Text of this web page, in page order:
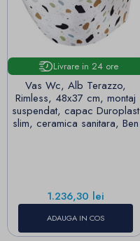
Livrare in 24 ore
Vas Wc, Alb Terazzo,
Rimless, 48x37 cm, montaj
suspendat, capac Duroplast
slim, ceramica sanitara, Ben
Pret
1.236,30 lei
ADAUGA IN COS